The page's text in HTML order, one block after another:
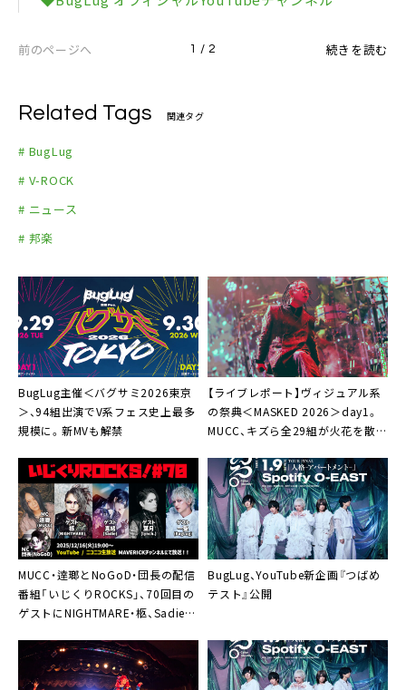
前のページへ 1 / 2 続きを読む
Related Tags 関連タグ
# BugLug
# V-ROCK
# ニュース
# 邦楽
BugLug主催＜バグサミ2026東京
＞、94組出演でV系フェス史上最多
規模に。新MVも解禁
【ライブレポート】ヴィジュアル系
の祭典＜MASKED 2026＞day1。
MUCC、キズら全29組が火花を散ら
ロックだ！」
MUCC・逹瑯とNoGoD・団長の配信
番組「いじくりROCKS」、70回目の
ゲストにNIGHTMARE・柩、Sadie・
集結
BugLug、YouTube新企画『つばめ
テスト』公開